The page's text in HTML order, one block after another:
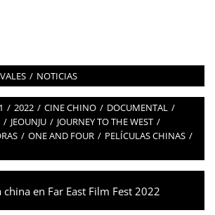
/ NOTICIAS
/ 2022 / CINE CHINO / DOCUMENTAL /
/ JEOUNJU / JOURNEY TO THE WEST /
/ ONE AND FOUR / PELÍCULAS CHINAS /
china en Far East Film Fest 2022